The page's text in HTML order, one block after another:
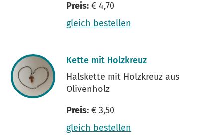
Preis: € 4,70
gleich bestellen
Kette mit Holzkreuz
Halskette mit Holzkreuz aus
Olivenholz
Preis: € 3,50
gleich bestellen